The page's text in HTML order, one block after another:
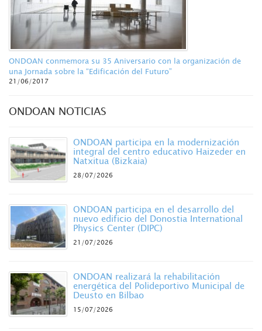
ONDOAN conmemora su 35 Aniversario con la organización de
una Jornada sobre la “Edificación del Futuro”
21/06/2017
ONDOAN NOTICIAS
ONDOAN participa en la modernización
integral del centro educativo Haizeder en
Natxitua (Bizkaia)
28/07/2026
ONDOAN participa en el desarrollo del
nuevo edificio del Donostia International
Physics Center (DIPC)
21/07/2026
ONDOAN realizará la rehabilitación
energética del Polideportivo Municipal de
Deusto en Bilbao
15/07/2026